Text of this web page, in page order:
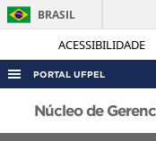
ACESSIBILIDADE
BRASIL
PORTAL UFPEL
ACESSO À INFORMAÇÃO
AUDITORIA
Núcleo de